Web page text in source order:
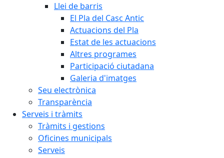
Llei de barris
El Pla del Casc Antic
Actuacions del Pla
Estat de les actuacions
Altres programes
Participació ciutadana
Galeria d'imatges
Seu electrònica
Transparència
Serveis i tràmits
Tràmits i gestions
Oficines municipals
Serveis